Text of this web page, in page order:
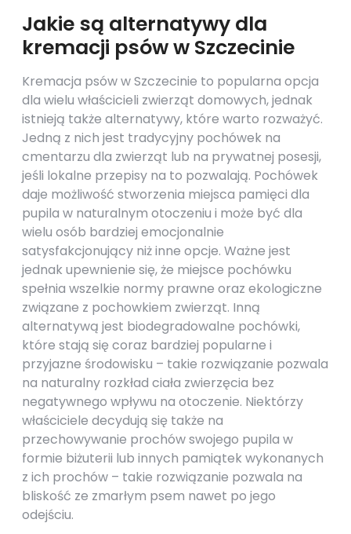
Jakie są alternatywy dla
kremacji psów w Szczecinie
Kremacja psów w Szczecinie to popularna opcja
dla wielu właścicieli zwierząt domowych, jednak
istnieją także alternatywy, które warto rozważyć.
Jedną z nich jest tradycyjny pochówek na
cmentarzu dla zwierząt lub na prywatnej posesji,
jeśli lokalne przepisy na to pozwalają. Pochówek
daje możliwość stworzenia miejsca pamięci dla
pupila w naturalnym otoczeniu i może być dla
wielu osób bardziej emocjonalnie
satysfakcjonujący niż inne opcje. Ważne jest
jednak upewnienie się, że miejsce pochówku
spełnia wszelkie normy prawne oraz ekologiczne
związane z pochowkiem zwierząt. Inną
alternatywą jest biodegradowalne pochówki,
które stają się coraz bardziej popularne i
przyjazne środowisku – takie rozwiązanie pozwala
na naturalny rozkład ciała zwierzęcia bez
negatywnego wpływu na otoczenie. Niektórzy
właściciele decydują się także na
przechowywanie prochów swojego pupila w
formie biżuterii lub innych pamiątek wykonanych
z ich prochów – takie rozwiązanie pozwala na
bliskość ze zmarłym psem nawet po jego
odejściu.